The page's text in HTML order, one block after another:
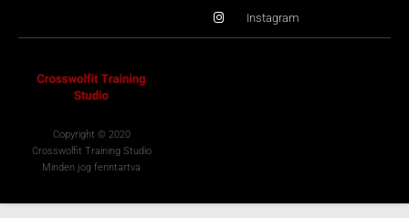
Instagram
Copyright © 2020
Crosswolfit Training Studio
Minden jog fenntartva